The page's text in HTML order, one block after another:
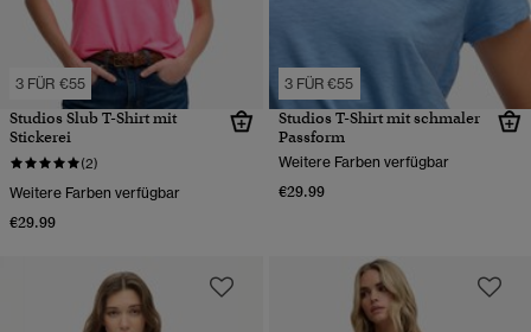
3 FÜR €55
Studios Slub T-Shirt mit
Stickerei
(2)
Weitere Farben verfügbar
€29.99
3 FÜR €55
Studios T-Shirt mit schmaler
Passform
Weitere Farben verfügbar
€29.99